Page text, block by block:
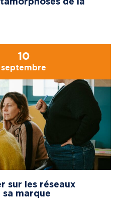
10
septembre
sur les réseaux
marque